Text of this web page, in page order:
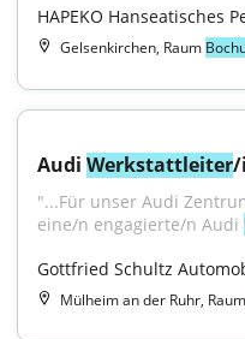
HAPEKO Hanseatisches
Gelsenkirchen, Raum
Audi Werkstattleiter/
"...Für unser Audi
eine/n engagierte/n Audi
Gottfried Schultz
Mülheim an der Ruhr, Raum